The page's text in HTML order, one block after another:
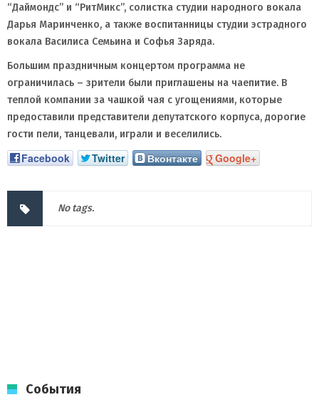
“Даймондс” и “РитМикс”, солистка студии народного вокала
Дарья Маринченко, а также воспитанницы студии эстрадного
вокала Василиса Семьина и Софья Заряда.
Большим праздничным концертом программа не
ограничилась – зрители были приглашены на чаепитие. В
теплой компании за чашкой чая с угощениями, которые
предоставили представители депутатского корпуса, дорогие
гости пели, танцевали, играли и веселились.
Facebook Twitter Вконтакте Google+
No tags.
События